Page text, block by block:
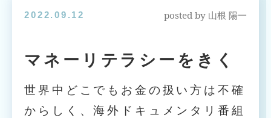
2022.09.12 posted by 山根 陽一
マネーリテラシーをきく
世界中どこでもお金の扱い方は不確
からしく、海外ドキュメンタリ番組